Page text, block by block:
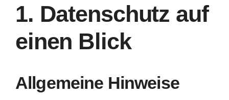
1. Datenschutz auf
einen Blick
Allgemeine Hinweise